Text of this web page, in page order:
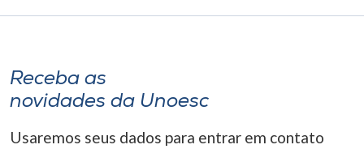
Receba as
novidades da Unoesc
Usaremos seus dados para entrar em contato